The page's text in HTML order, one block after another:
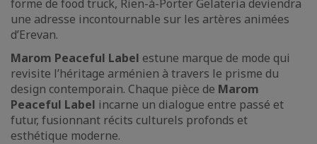
forme de food truck, Rien-à-Porter Gelateria deviendra
une adresse incontournable sur les artères animées
d’Erevan.
Marom Peaceful Label estune marque de mode qui
revisite l’héritage arménien à travers le prisme du
design contemporain. Chaque pièce de Marom
Peaceful Label incarne un dialogue entre passé et
futur, fusionnant récits culturels profonds et
esthétique moderne.